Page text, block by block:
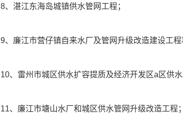
8、湛江东海岛城镇供水管网工程；
9、廉江市营仔镇自来水厂及管网升级改造建设工程
10、雷州市城区供水扩容提质及经济开发区a区供水
11、廉江市塘山水厂和城区供水管网升级改造工程；